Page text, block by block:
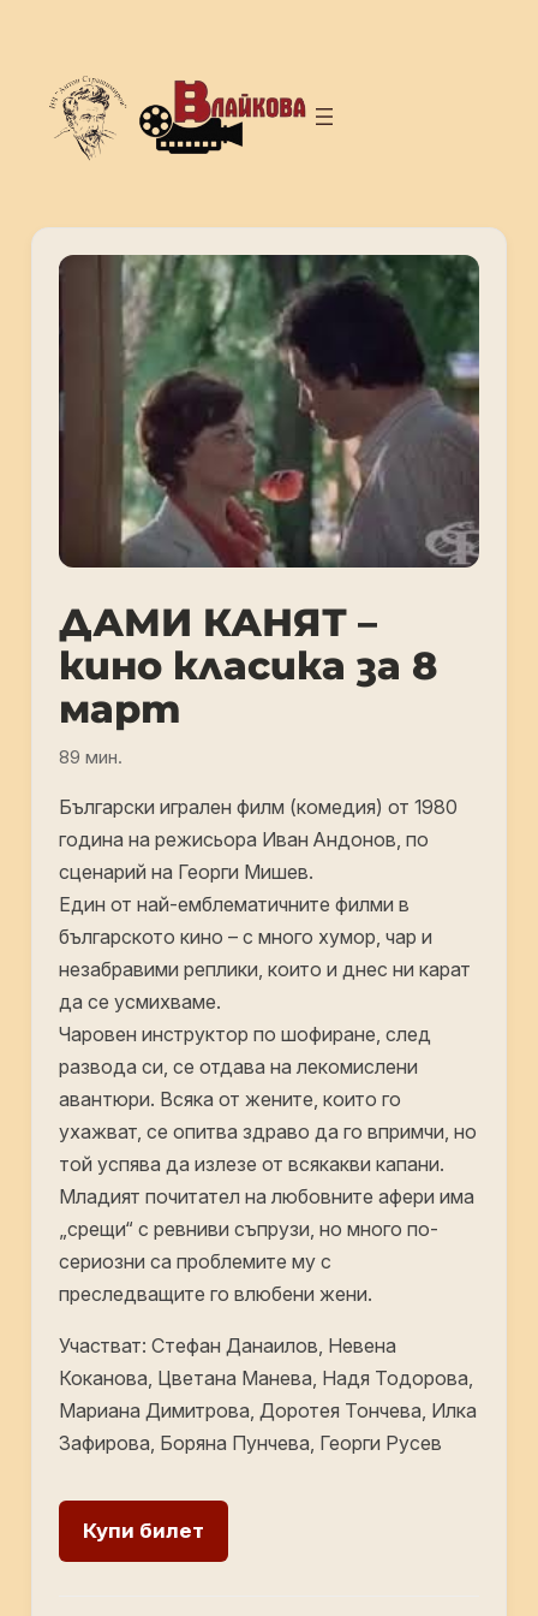
ДАМИ КАНЯТ –
кино класика за 8
март
89 мин.
Български игрален филм (комедия) от 1980
година на режисьора Иван Андонов, по
сценарий на Георги Мишев.
Един от най-емблематичните филми в
българското кино – с много хумор, чар и
незабравими реплики, които и днес ни карат
да се усмихваме.
Чаровен инструктор по шофиране, след
развода си, се отдава на лекомислени
авантюри. Всяка от жените, които го
ухажват, се опитва здраво да го впримчи, но
той успява да излезе от всякакви капани.
Младият почитател на любовните афери има
„срещи“ с ревниви съпрузи, но много по-
сериозни са проблемите му с
преследващите го влюбени жени.
Участват: Стефан Данаилов, Невена
Коканова, Цветана Манева, Надя Тодорова,
Мариана Димитрова, Доротея Тончева, Илка
Зафирова, Боряна Пунчева, Георги Русев
Купи билет